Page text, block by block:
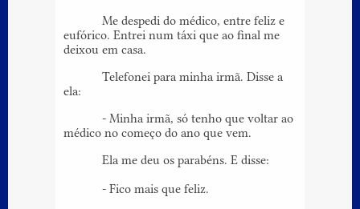
Me despedi do médico, entre feliz e
eufórico. Entrei num táxi que ao final me
deixou em casa.
Telefonei para minha irmã. Disse a
ela:
- Minha irmã, só tenho que voltar ao
médico no começo do ano que vem.
Ela me deu os parabéns. E disse:
- Fico mais que feliz.